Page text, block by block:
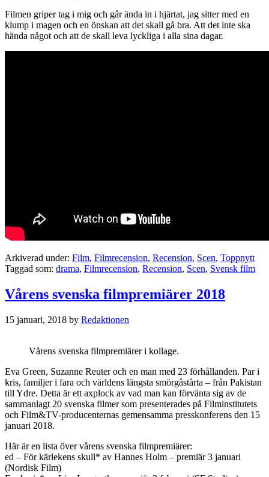
Filmen griper tag i mig och går ända in i hjärtat, jag sitter med en
klump i magen och en önskan att det skall gå bra. Att det inte ska
hända något och att de skall leva lyckliga i alla sina dagar.
Arkiverad under: Film, Filmrecension, Recension, Scen, Toppnytt
Taggad som: drama, Filmrecension, Recension, Scen, Svensk film
Vårens svenska filmpremiärer 2018
15 januari, 2018 by Redaktionen
Vårens svenska filmpremiärer i kollage.
Eva Green, Suzanne Reuter och en man med 23 förhållanden. Par i
kris, familjer i fara och världens längsta smörgåstårta – från Pakistan
till Ydre. Detta är ett axplock av vad man kan förvänta sig av de
sammanlagt 20 svenska filmer som presenterades på Filminstitutets
och Film&TV-producenternas gemensamma presskonferens den 15
januari 2018.
Här är en lista över vårens svenska filmpremiärer:
ed – För kärlekens skull* av Hannes Holm – premiär 3 januari
(Nordisk Film)